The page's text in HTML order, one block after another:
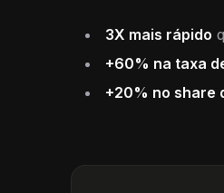
3X mais rápido
+60% na taxa
+20% no share